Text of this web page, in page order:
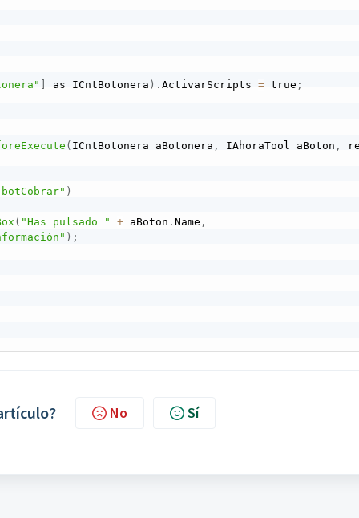
as ICntBotonera ) .ActivarScripts = true ;
( ICntBotonera aBotonera , IAhoraTool aBoton ,
)
( "Has pulsado " + aBoton .Name ,
) ;
No Sí